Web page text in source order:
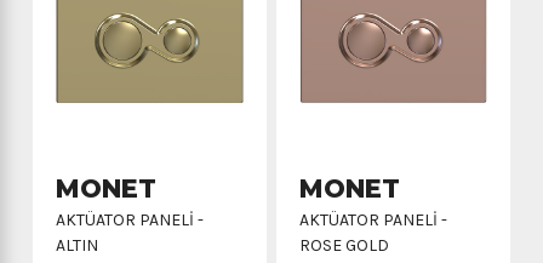
MONET
AKTÜATOR PANELI -
ALTIN
MONET
AKTÜATOR PANELI -
ROSE GOLD